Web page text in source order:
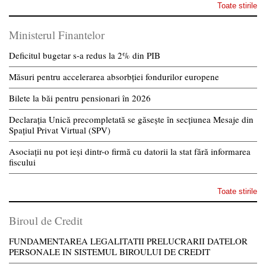
Toate stirile
Ministerul Finantelor
Deficitul bugetar s-a redus la 2% din PIB
Măsuri pentru accelerarea absorbției fondurilor europene
Bilete la băi pentru pensionari în 2026
Declarația Unică precompletată se găsește în secțiunea Mesaje din
Spațiul Privat Virtual (SPV)
Asociații nu pot ieși dintr-o firmă cu datorii la stat fără informarea
fiscului
Toate stirile
Biroul de Credit
FUNDAMENTAREA LEGALITATII PRELUCRARII DATELOR
PERSONALE IN SISTEMUL BIROULUI DE CREDIT